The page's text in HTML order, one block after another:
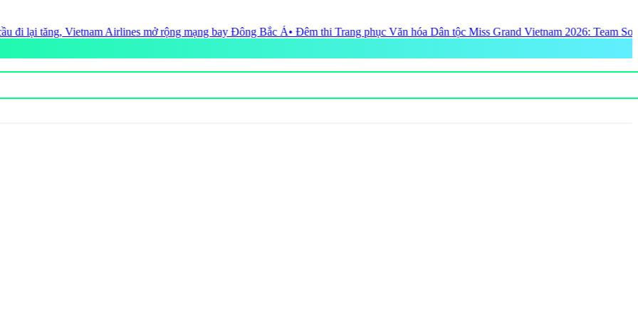
rộng mạng bay Đông Bắc Á• Đêm thi Trang phục Văn hóa Dân tộc Miss Grand Vietnam 2026: Team Song Toàn gây bão với loạt thiết kế